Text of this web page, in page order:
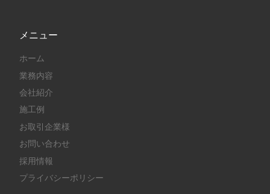
メニュー
ホーム
業務内容
会社紹介
施工例
お取引企業様
お問い合わせ
採用情報
プライバシーポリシー